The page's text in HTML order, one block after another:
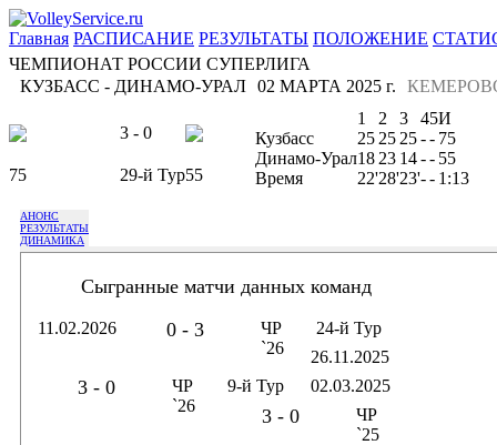
Главная РАСПИСАНИЕ РЕЗУЛЬТАТЫ ПОЛОЖЕНИЕ
ЧЕМПИОНАТ РОССИИ СУПЕРЛИГА
КУЗБАСС - ДИНАМО-УРАЛ 02 МАРТА 2025 г.
3 - 0
75 29-й Тур55
1 2 3 45И
Кузбасс
25 25 25-- 75
Динамо-Урал18 23 14-- 55
Время
22'28'23'-- 1:13
АНОНС
РЕЗУЛЬТАТЫ
ДИНАМИКА
Сыгранные матчи данных команд
11.02.2026 0 - 3
ЧР
`26
24-й Тур
26.11.2025
3 - 0
ЧР
`26
9-й Тур 02.03.2025
3 - 0
ЧР
`25